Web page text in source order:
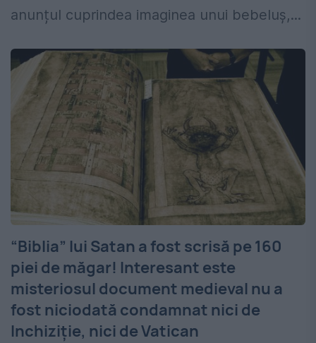
anunțul cuprindea imaginea unui bebeluș,...
“Biblia” lui Satan a fost scrisă pe 160
piei de măgar! Interesant este
misteriosul document medieval nu a
fost niciodată condamnat nici de
Inchiziţie, nici de Vatican